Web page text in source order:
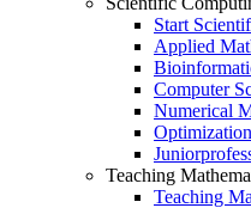
Start
Applied
Computer
Numerical
Optimization
Teaching
Teaching